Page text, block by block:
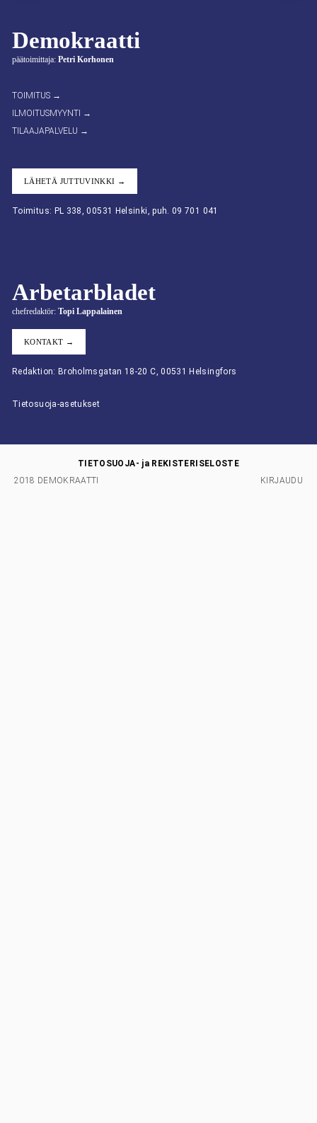
Demokraatti
päätoimittaja: Petri Korhonen
TOIMITUS →
ILMOITUSMYYNTI →
TILAAJAPALVELU →
LÄHETÄ JUTTUVINKKI →
Toimitus: PL 338, 00531 Helsinki, puh. 09 701 041
Arbetarbladet
chefredaktör: Topi Lappalainen
KONTAKT →
Redaktion: Broholmsgatan 18-20 C, 00531 Helsingfors
Tietosuoja-asetukset
2018 DEMOKRAATTI
TIETOSUOJA- ja REKISTERISELOSTE
KIRJAUDU